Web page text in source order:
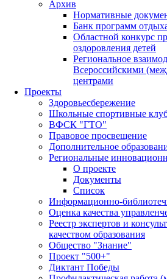
Архив
Нормативные
Банк программ
Областной конкурс
оздоровления детей
Региональное
Всероссийскими
центрами
Проекты
Здоровьесбережение
Школьные спортивные
ВФСК "ГТО"
Правовое просвещение
Дополнительное
Региональные
О проекте
Документы
Список
Информационно-
Оценка качества
Реестр экспертов и
качеством образования
Общество "Знание"
Проект "500+"
Диктант Победы